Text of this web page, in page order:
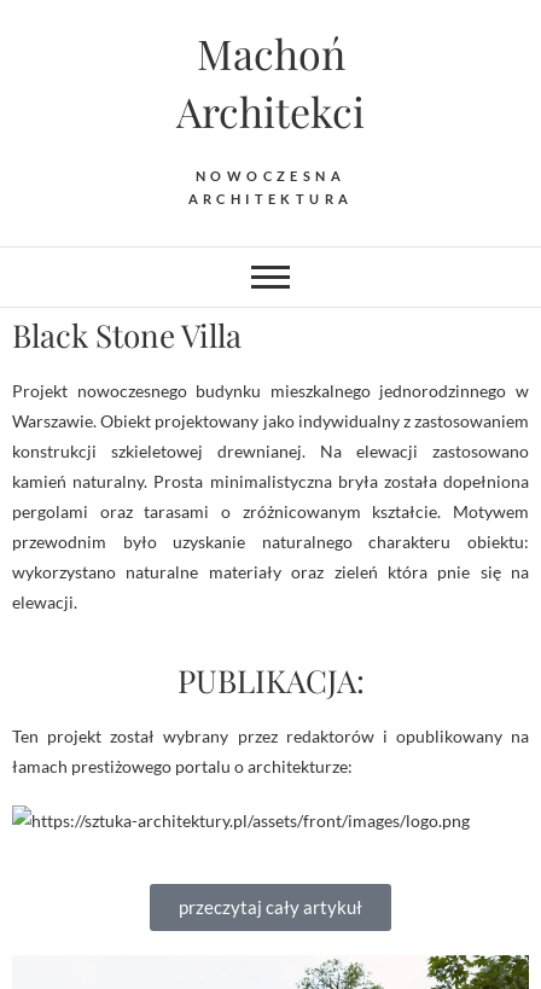
Machoń
Architekci
NOWOCZESNA
ARCHITEKTURA
Black Stone Villa
Projekt nowoczesnego budynku mieszkalnego jednorodzinnego w
Warszawie. Obiekt projektowany jako indywidualny z zastosowaniem
konstrukcji szkieletowej drewnianej. Na elewacji zastosowano
kamień naturalny. Prosta minimalistyczna bryła została dopełniona
pergolami oraz tarasami o zróżnicowanym kształcie. Motywem
przewodnim było uzyskanie naturalnego charakteru obiektu:
wykorzystano naturalne materiały oraz zieleń która pnie się na
elewacji.
PUBLIKACJA:
Ten projekt został wybrany przez redaktorów i opublikowany na
łamach prestiżowego portalu o architekturze:
przeczytaj cały artykuł